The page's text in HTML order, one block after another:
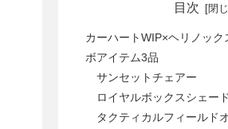
目次
カーハートWIP×ヘリノック
ボアイテム3品
サンセットチェアー
ロイヤルボックスシェード
タクティカルフィールド